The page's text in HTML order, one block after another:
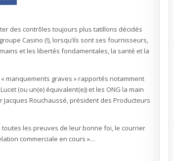
des contrôles toujours plus tatillons décidés
Casino (!), lorsqu’ils sont ses fournisseurs,
et les libertés fondamentales, la santé et la
manquements graves » rapportés notamment
(ou un(e) équivalent(e)) et les ONG la main
Rouchaussé, président des Producteurs
les preuves de leur bonne foi, le courrier
commerciale en cours »…